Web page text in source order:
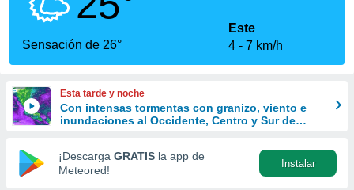
calidad.
a este
las
y
forma
digital
basada
Sensación de 26°
Este
4
7 km/h
Esta tarde y noche
Con intensas tormentas con granizo, viento e
inundaciones al Occidente, Centro y Sur de
¡Descarga GRATIS la app de
Meteored!
Instalar